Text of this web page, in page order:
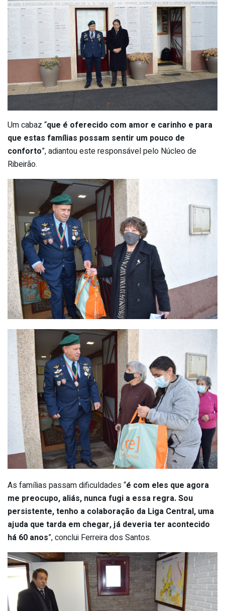
Um cabaz “que é oferecido com amor e carinho e para
que estas famílias possam sentir um pouco de
conforto”, adiantou este responsável pelo Núcleo de
Ribeirão.
As famílias passam dificuldades “é com eles que agora
me preocupo, aliás, nunca fugi a essa regra. Sou
persistente, tenho a colaboração da Liga Central, uma
ajuda que tarda em chegar, já deveria ter acontecido
há 60 anos”, conclui Ferreira dos Santos.